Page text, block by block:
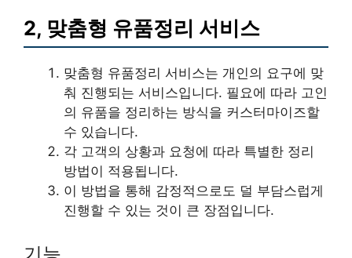
2, 맞춤형 유품정리 서비스
맞춤형 유품정리 서비스는 개인의 요구에 맞
춰 진행되는 서비스입니다. 필요에 따라 고인
의 유품을 정리하는 방식을 커스터마이즈할
수 있습니다.
각 고객의 상황과 요청에 따라 특별한 정리
방법이 적용됩니다.
이 방법을 통해 감정적으로도 덜 부담스럽게
진행할 수 있는 것이 큰 장점입니다.